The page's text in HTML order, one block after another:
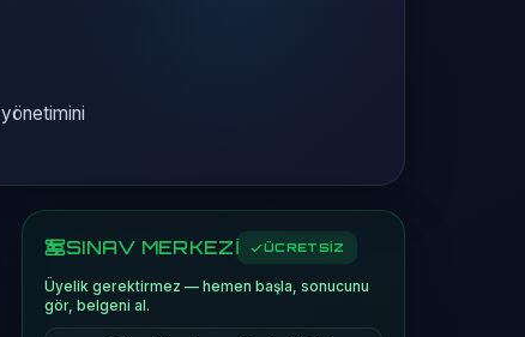
SINAV MERKEZİ ÜCRETSİZ
Üyelik gerektirmez — hemen başla, sonucunu
gör, belgeni al.